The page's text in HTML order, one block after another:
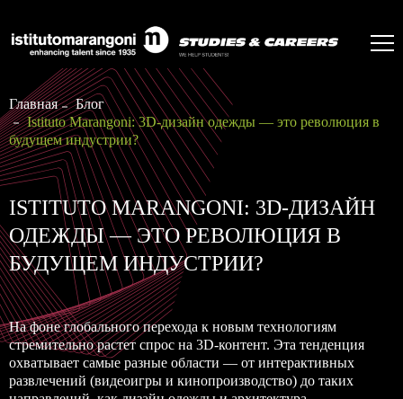
Главная
Блог
Istituto Marangoni: 3D-дизайн одежды — это революция в
будущем индустрии?
ISTITUTO MARANGONI: 3D-ДИЗАЙН
ОДЕЖДЫ — ЭТО РЕВОЛЮЦИЯ В
БУДУЩЕМ ИНДУСТРИИ?
На фоне глобального перехода к новым технологиям
стремительно растет спрос на 3D-контент. Эта тенденция
охватывает самые разные области — от интерактивных
развлечений (видеоигры и кинопроизводство) до таких